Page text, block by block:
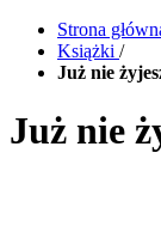
Strona
Książki /
Już nie
Już nie